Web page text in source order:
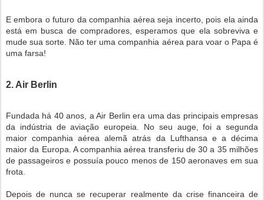
E embora o futuro da companhia aérea seja incerto, pois ela ainda
está em busca de compradores, esperamos que ela sobreviva e
mude sua sorte. Não ter uma companhia aérea para voar o Papa é
uma farsa!
2. Air Berlin
Fundada há 40 anos, a Air Berlin era uma das principais empresas
da indústria de aviação europeia. No seu auge, foi a segunda
maior companhia aérea alemã atrás da Lufthansa e a décima
maior da Europa. A companhia aérea transferiu de 30 a 35 milhões
de passageiros e possuía pouco menos de 150 aeronaves em sua
frota.
Depois de nunca se recuperar realmente da crise financeira de